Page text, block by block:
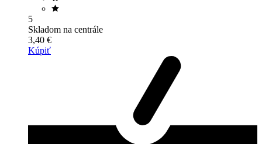
5
Skladom na centrále
3,40 €
Kúpiť